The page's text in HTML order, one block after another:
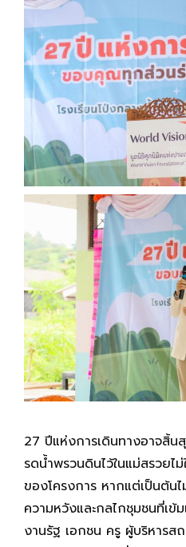
27 ปีแห่งการเดินทางอาจสิ้
รดน้ำพรวนดินไว้ในแม่สรวยไ
ของโครงการ หากแต่เป็นต้น
ความหวังและกลไกชุมชนที่เ
งานรัฐ เอกชน ครู ผู้บริหารส